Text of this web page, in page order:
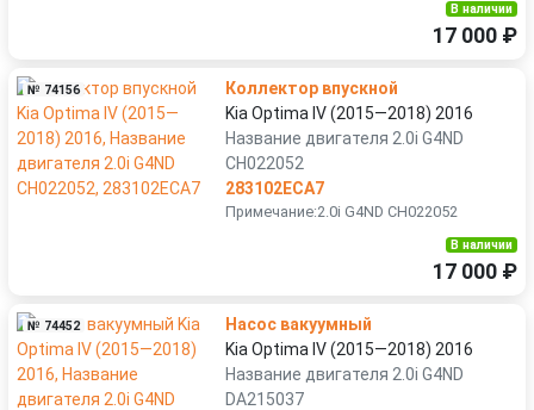
В наличии
17 000 ₽
№ 74156
Коллектор впускной
Kia Optima IV (2015—2018) 2016
Название двигателя 2.0i G4ND
CH022052
283102ECA7
Примечание:2.0i G4ND CH022052
В наличии
17 000 ₽
№ 74452
Насос вакуумный
Kia Optima IV (2015—2018) 2016
Название двигателя 2.0i G4ND
DA215037